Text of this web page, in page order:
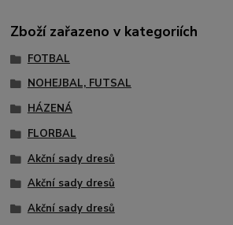
Zboží zařazeno v kategoriích
FOTBAL
NOHEJBAL, FUTSAL
HÁZENÁ
FLORBAL
Akční sady dresů
Akční sady dresů
Akční sady dresů